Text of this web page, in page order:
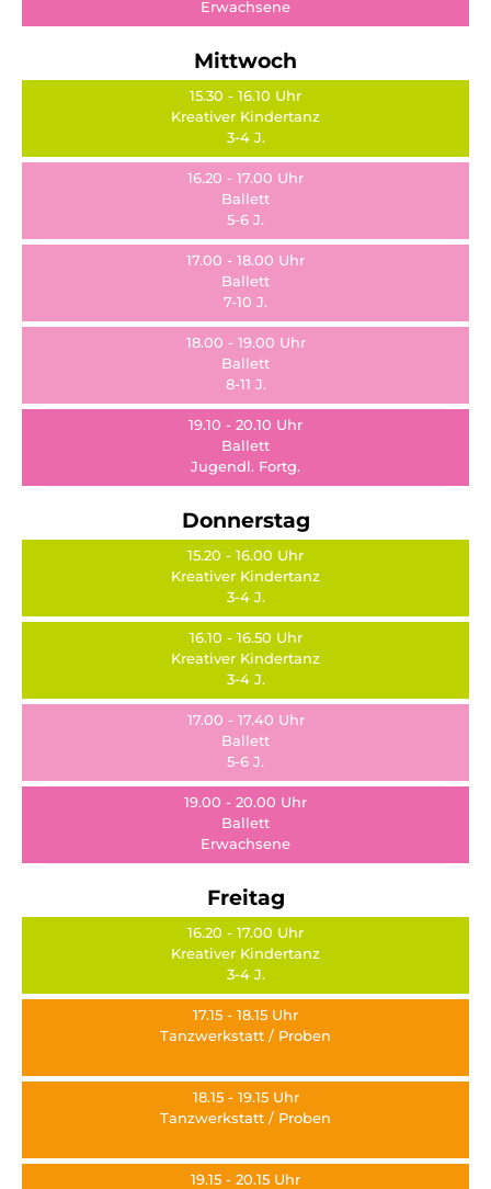
Erwachsene
Mittwoch
15.30 - 16.10 Uhr
Kreativer Kindertanz
3-4 J.
16.20 - 17.00 Uhr
Ballett
5-6 J.
17.00 - 18.00 Uhr
Ballett
7-10 J.
18.00 - 19.00 Uhr
Ballett
8-11 J.
19.10 - 20.10 Uhr
Ballett
Jugendl. Fortg.
Donnerstag
15.20 - 16.00 Uhr
Kreativer Kindertanz
3-4 J.
16.10 - 16.50 Uhr
Kreativer Kindertanz
3-4 J.
17.00 - 17.40 Uhr
Ballett
5-6 J.
19.00 - 20.00 Uhr
Ballett
Erwachsene
Freitag
16.20 - 17.00 Uhr
Kreativer Kindertanz
3-4 J.
17.15 - 18.15 Uhr
Tanzwerkstatt / Proben
18.15 - 19.15 Uhr
Tanzwerkstatt / Proben
19.15 - 20.15 Uhr